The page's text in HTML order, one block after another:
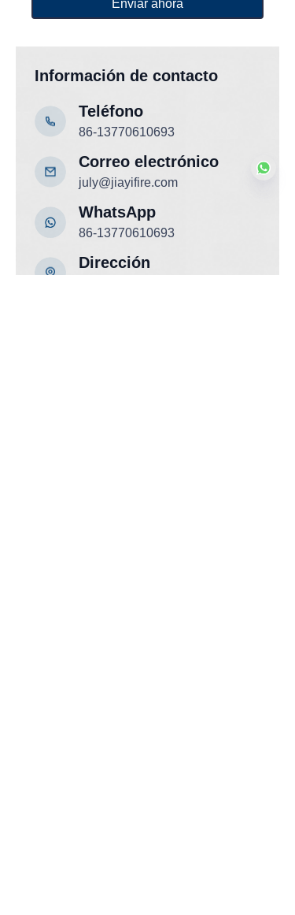
Información de contacto
86-13770610693
WhatsApp
Teléfono
86-13770610693
july@jiayifire.com
Correo electrónico
Enviar ahora
Dirección